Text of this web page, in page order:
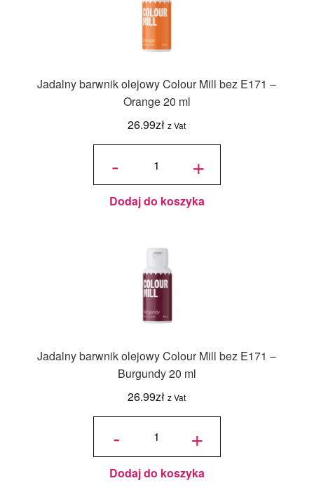
Jadalny barwnik olejowy Colour Mill bez E171 –
Orange 20 ml
26.99zł z Vat
-
ilość
olejowy
Colour
Mill bez
E171 -
Orange
+
Dodaj do koszyka
Jadalny barwnik olejowy Colour Mill bez E171 –
Burgundy 20 ml
26.99zł z Vat
-
ilość
olejowy
Colour
Mill bez
E171 -
Burgundy
+
Dodaj do koszyka